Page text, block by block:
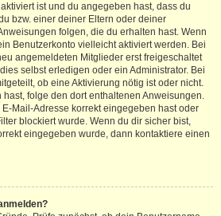
aktiviert ist und du angegeben hast, dass du
bzw. einer deiner Eltern oder deiner
folgen, die du erhalten hast. Wenn
Benutzerkonto vielleicht aktiviert werden. Bei
angemeldeten Mitglieder erst freigeschaltet
selbst erledigen oder ein Administrator. Bei
ob eine Aktivierung nötig ist oder nicht.
folge den dort enthaltenen Anweisungen.
Mail-Adresse korrekt eingegeben hast oder
blockiert wurde. Wenn du dir sicher bist,
eingegeben wurde, dann kontaktiere einen